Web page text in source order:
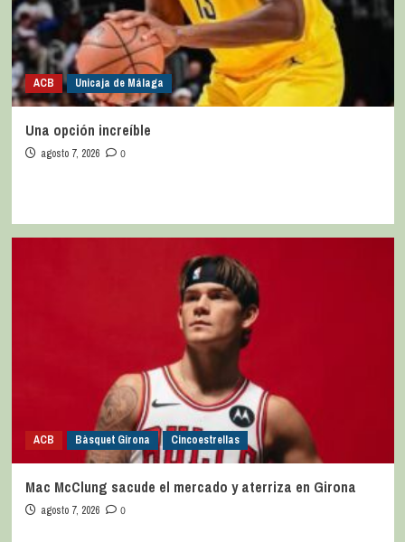
ACB Unicaja de Málaga
Una opción increíble
agosto 7, 2026 0
ACB Bàsquet Girona Cincoestrellas
Mac McClung sacude el mercado y aterriza en Girona
agosto 7, 2026 0